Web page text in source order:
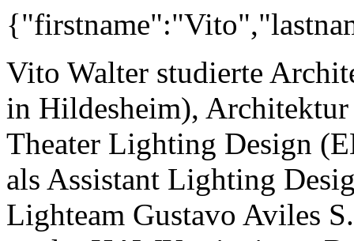
Vito Walter studierte
in Hildesheim),
Theater Lighting Design
als Assistant Lighting
Lighteam Gustavo Aviles